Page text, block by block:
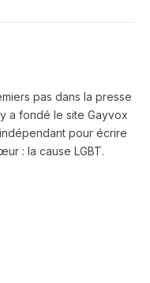
pas dans la presse
a fondé le site Gayvox
pour écrire
: la cause LGBT.